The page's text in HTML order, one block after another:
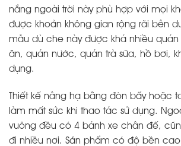
nắng ngoài trời này phù hợp với mọi
được khoản không gian rộng rãi bên
mẫu dù che này được khá nhiều
ăn, quán nước, quán trà sữa, hồ bơi,
dụng.
Thiết kế nâng hạ bằng đòn bẩy hoặc
làm mất sức khi thao tác sử dụng.
vuông đều có 4 bánh xe chân đế,
đi nhiều nơi. Sản phẩm có độ bền